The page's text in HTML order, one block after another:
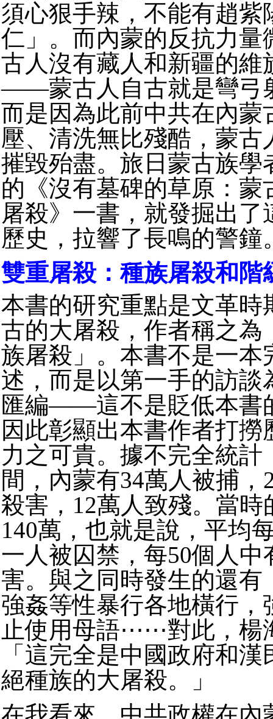
須心狠手辣，不能有趙紫
仁」。而內蒙的反抗力量
古人沒有藏人和新疆的維
——蒙古人自古就是彎弓
而是因為此前中共在內蒙
壓、清洗無比殘酷，蒙古
摧毀殆盡。旅日蒙古族學
的《沒有墓碑的草原：蒙
屠殺》一書，就發掘出了
歷史，拉響了長鳴的警鐘
雙重屠殺：種族屠殺和階
本書的研究重點是文革時
古的大屠殺，作者稱之為
族屠殺」。本書不是一本
述，而是以第一手的訪談
匯編——這不是貶低本書
因此彰顯出本書作者打撈
力之可貴。據不完全統計
間，內蒙有34萬人被捕，
殺害，12萬人致殘。當時
140萬，也就是說，平均
一人被囚禁，每50個人中
害。與之同時發生的還有
強姦等性暴行各地橫行，
止使用母語⋯⋯對此，楊
「這完全是中國政府和
絕種族的大屠殺。」